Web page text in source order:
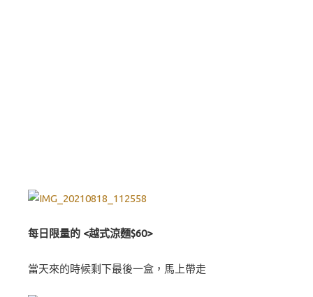
每日限量的 <越式涼麵$60>
當天來的時候剩下最後一盒，馬上帶走